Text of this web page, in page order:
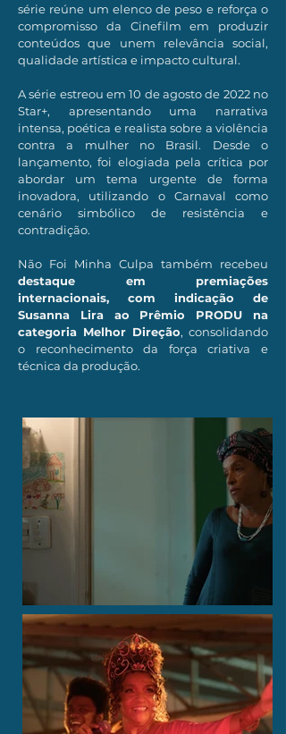
série reúne um elenco de peso e reforça o
compromisso da Cinefilm em produzir
conteúdos que unem relevância social,
qualidade artística e impacto cultural.
A série estreou em 10 de agosto de 2022 no
Star+, apresentando uma narrativa
intensa, poética e realista sobre a violência
contra a mulher no Brasil. Desde o
lançamento, foi elogiada pela crítica por
abordar um tema urgente de forma
inovadora, utilizando o Carnaval como
cenário simbólico de resistência e
contradição.
Não Foi Minha Culpa também recebeu
destaque em premiações
internacionais, com indicação de
Susanna Lira ao Prêmio PRODU na
categoria Melhor Direção, consolidando
o reconhecimento da força criativa e
técnica da produção.